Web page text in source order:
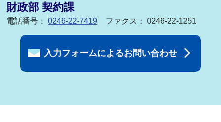
財政部 契約課
電話番号：0246-22-7419 ファクス： 0246-22-1251
入力フォームによるお問い合わせ